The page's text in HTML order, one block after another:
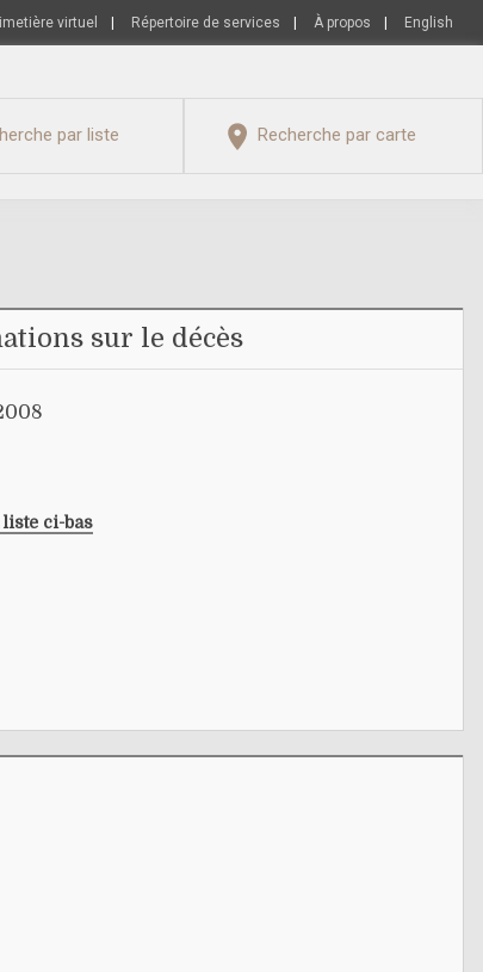
virtuel Répertoire de services À propos English
par liste Recherche par carte
sur le décès
ci-bas